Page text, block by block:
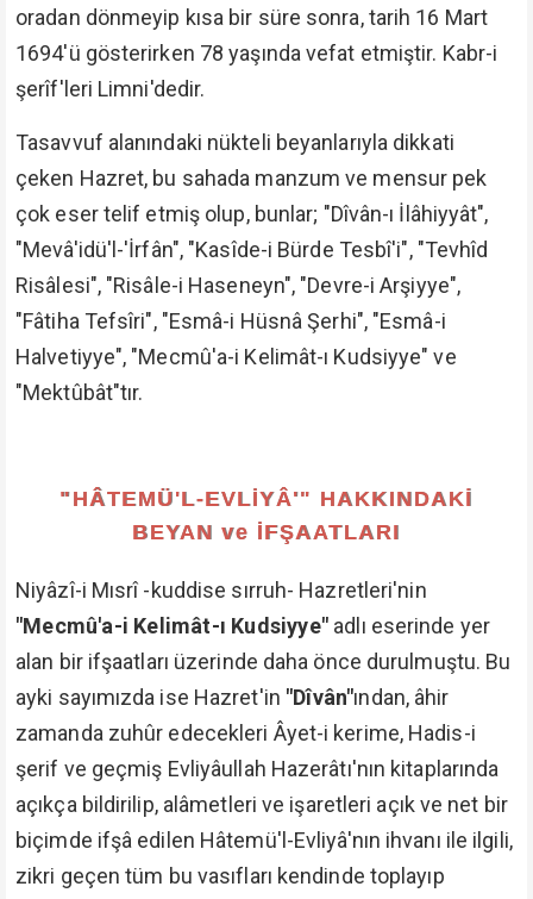
oradan dönmeyip kısa bir süre sonra, tarih 16 Mart
1694'ü gösterirken 78 yaşında vefat etmiştir. Kabr-i
şerîf'leri Limni'dedir.
Tasavvuf alanındaki nükteli beyanlarıyla dikkati
çeken Hazret, bu sahada manzum ve mensur pek
çok eser telif etmiş olup, bunlar; "Dîvân-ı İlâhiyyât",
"Mevâ'idü'l-'İrfân", "Kasîde-i Bürde Tesbî'i", "Tevhîd
Risâlesi", "Risâle-i Haseneyn", "Devre-i Arşiyye",
"Fâtiha Tefsîri", "Esmâ-i Hüsnâ Şerhi", "Esmâ-i
Halvetiyye", "Mecmû'a-i Kelimât-ı Kudsiyye" ve
"Mektûbât"tır.
"HÂTEMÜ'L-EVLİYÂ'" HAKKINDAKİ
BEYAN ve İFŞAATLARI
Niyâzî-i Mısrî -kuddise sırruh- Hazretleri'nin
"Mecmû'a-i Kelimât-ı Kudsiyye" adlı eserinde yer
alan bir ifşaatları üzerinde daha önce durulmuştu. Bu
ayki sayımızda ise Hazret'in "Dîvân"ından, âhir
zamanda zuhûr edecekleri Âyet-i kerime, Hadis-i
şerif ve geçmiş Evliyâullah Hazerâtı'nın kitaplarında
açıkça bildirilip, alâmetleri ve işaretleri açık ve net bir
biçimde ifşâ edilen Hâtemü'l-Evliyâ'nın ihvanı ile ilgili,
zikri geçen tüm bu vasıfları kendinde toplayıp